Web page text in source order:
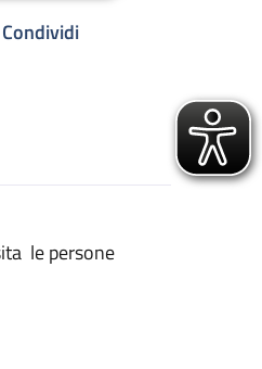
Condividi
le persone